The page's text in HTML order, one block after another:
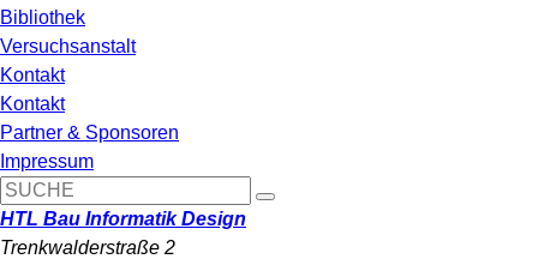
Bibliothek
Versuchsanstalt
Kontakt
Kontakt
Partner & Sponsoren
Impressum
HTL Bau Informatik Design
Trenkwalderstraße 2